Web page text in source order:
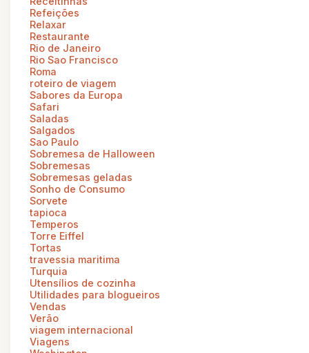
Refeições
Relaxar
Restaurante
Rio de Janeiro
Rio Sao Francisco
Roma
roteiro de viagem
Sabores da Europa
Safari
Saladas
Salgados
Sao Paulo
Sobremesa de Halloween
Sobremesas
Sobremesas geladas
Sonho de Consumo
Sorvete
tapioca
Temperos
Torre Eiffel
Tortas
travessia maritima
Turquia
Utensílios de cozinha
Utilidades para blogueiros
Vendas
Verão
viagem internacional
Viagens